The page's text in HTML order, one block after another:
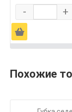
- +
Ä
Похожие